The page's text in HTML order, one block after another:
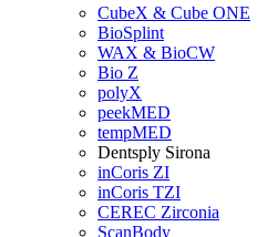
CubeX & Cube ONE
BioSplint
WAX & BioCW
Bio Z
polyX
peekMED
tempMED
Dentsply Sirona
inCoris ZI
inCoris TZI
CEREC Zirconia
ScanBody